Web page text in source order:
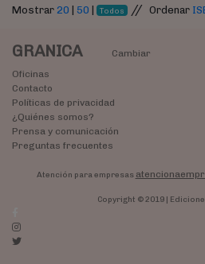
Mostrar 20 50 Todos // Ordenar
GRANICA
Cambiar
Oficinas
Contacto
Políticas de privacidad
¿Quiénes somos?
Prensa y comunicación
Preguntas frecuentes
Atención para empresas
Copyright © 2019 |